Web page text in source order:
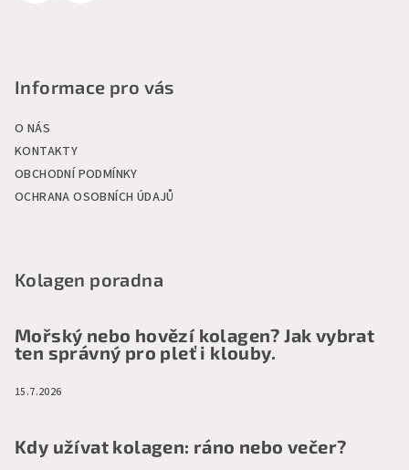
Informace pro vás
O NÁS
KONTAKTY
OBCHODNÍ PODMÍNKY
OCHRANA OSOBNÍCH ÚDAJŮ
Kolagen poradna
Mořský nebo hovězí kolagen? Jak vybrat
ten správný pro pleť i klouby.
15.7.2026
Kdy užívat kolagen: ráno nebo večer?